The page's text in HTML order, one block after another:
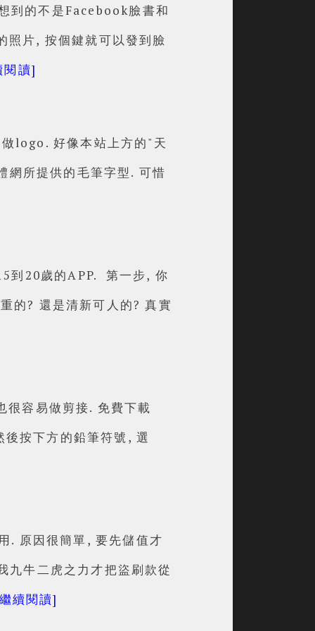
到的不是Facebook臉書和
片, 按個鍵就可以發到臉
閱讀]
logo. 好像本站上方的"天
網所提供的毛筆字型. 可惜
到20歲的APP. 第一步, 你
的? 還是清新可人的? 真實
很容易做剪接. 免費下載
按下方的鉛筆符號, 選
. 原因很簡單, 要先儲值才
九牛二虎之力才把盜刷款從
續閱讀]